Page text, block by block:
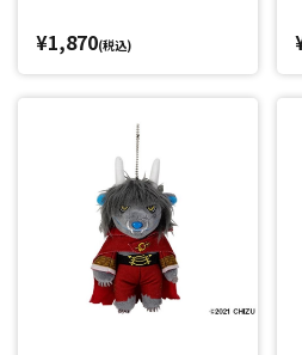
¥1,870(税込)